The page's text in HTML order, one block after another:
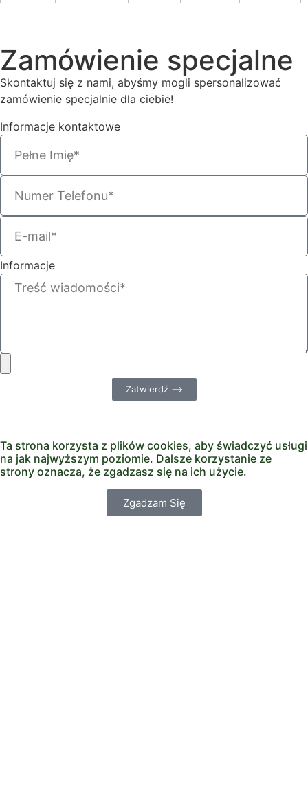
Zamówienie specjalne
Skontaktuj się z nami, abyśmy mogli spersonalizować
zamówienie specjalnie dla ciebie!
Informacje kontaktowe
Informacje
Zatwierdź ⟶
Ta strona korzysta z plików cookies, aby świadczyć usługi
na jak najwyższym poziomie. Dalsze korzystanie ze
strony oznacza, że zgadzasz się na ich użycie.
Zgadzam Się